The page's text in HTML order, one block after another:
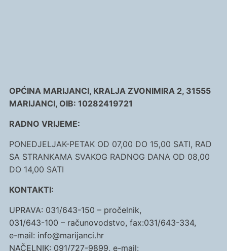
OPĆINA MARIJANCI, KRALJA ZVONIMIRA 2, 31555
MARIJANCI, OIB: 10282419721
RADNO VRIJEME:
PONEDJELJAK-PETAK OD 07,00 DO 15,00 SATI, RAD
SA STRANKAMA SVAKOG RADNOG DANA OD 08,00
DO 14,00 SATI
KONTAKTI:
UPRAVA: 031/643-150 – pročelnik,
031/643-100 – računovodstvo, fax:031/643-334,
e-mail: info@marijanci.hr
NAČELNIK: 091/727-9899, e-mail: